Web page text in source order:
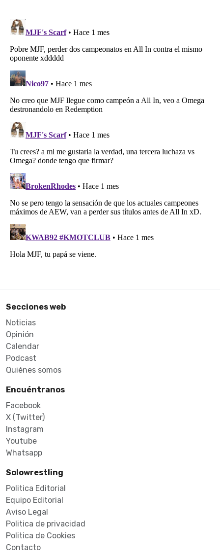
Secciones web
Noticias
Opinión
Calendar
Podcast
Quiénes somos
Encuéntranos
Facebook
X (Twitter)
Instagram
Youtube
Whatsapp
Solowrestling
Politica Editorial
Equipo Editorial
Aviso Legal
Politica de privacidad
Politica de Cookies
Contacto